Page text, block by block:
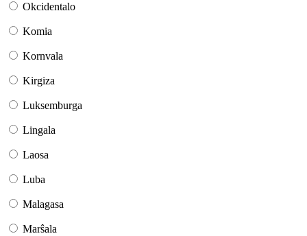
Okcidentalo
Komia
Kornvala
Kirgiza
Luksemburga
Lingala
Laosa
Luba
Malagasa
Marŝala